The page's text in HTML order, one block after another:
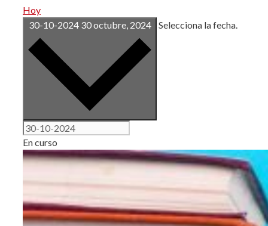
Hoy
30-10-2024 30 octubre, 2024 Selecciona la fecha.
En curso